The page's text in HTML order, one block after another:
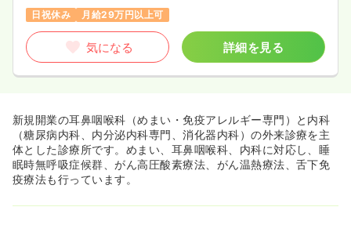
日祝休み
月給29万円以上可
気になる 詳細を見る
新規開業の耳鼻咽喉科（めまい・免疫アレルギー専門）と内科
（糖尿病内科、内分泌内科専門、消化器内科）の外来診療を主
体とした診療所です。めまい、耳鼻咽喉科、内科に対応し、睡
眠時無呼吸症候群、がん高圧酸素療法、がん温熱療法、舌下免
疫療法も行っています。